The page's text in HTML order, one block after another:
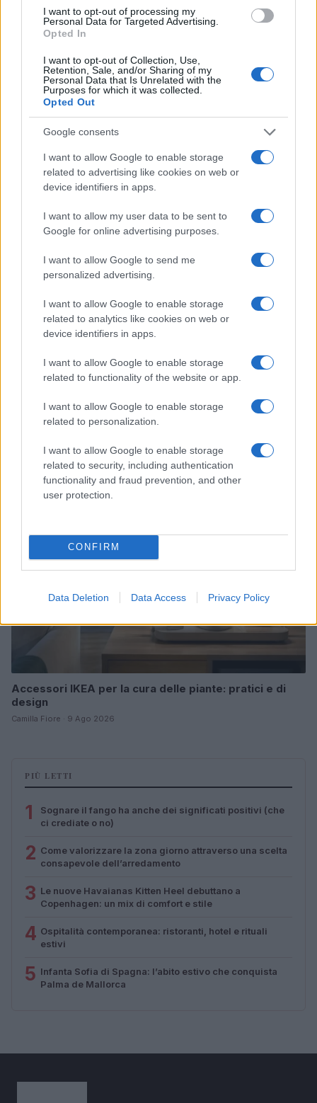
I want to opt-out of processing my
Personal Data for Targeted Advertising.
Opted In
I want to opt-out of Collection, Use,
Retention, Sale, and/or Sharing of my
Personal Data that Is Unrelated with the
Purposes for which it was collected.
Opted Out
Google consents
I want to allow Google to enable storage
related to advertising like cookies on web or
device identifiers in apps.
I want to allow my user data to be sent to
Google for online advertising purposes.
I want to allow Google to send me
personalized advertising.
I want to allow Google to enable storage
related to analytics like cookies on web or
device identifiers in apps.
I want to allow Google to enable storage
related to functionality of the website or app.
I want to allow Google to enable storage
related to personalization.
I want to allow Google to enable storage
related to security, including authentication
functionality and fraud prevention, and other
user protection.
CONFIRM
Data Deletion Data Access Privacy Policy
Come organizzare una stireria salvaspazio con il
carrello RÅSKOG di IKEA
LIFESTYLE
Mostre a Parigi estate 2026: cosa vedere nei musei e
Beatrice Bonaventura · 9 Ago 2026
Accessori IKEA per la cura delle piante: pratici e di
design
Camilla Fiore · 9 Ago 2026
PIÙ LETTI
1
Sognare il fango ha anche dei significati positivi (che
ci crediate o no)
2 Come valorizzare la zona giorno attraverso una scelta
consapevole dell’arredamento
3 Le nuove Havaianas Kitten Heel debuttano a
Copenhagen: un mix di comfort e stile
4 Ospitalità contemporanea: ristoranti, hotel e rituali
estivi
5 Infanta Sofia di Spagna: l’abito estivo che conquista
Palma de Mallorca